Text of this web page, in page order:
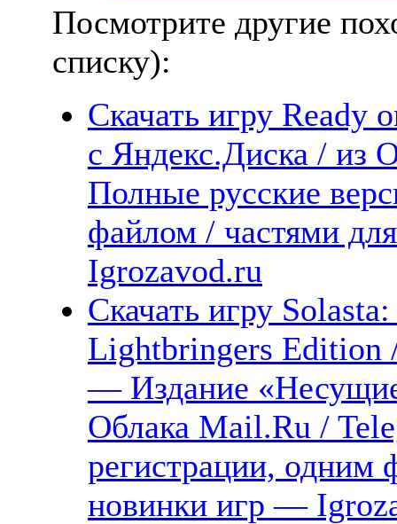
Посмотрите другие
списку):
Скачать игру
с Яндекс.Диска / из
Полные русские
файлом / частями
Igrozavod.ru
Скачать игру
Lightbringers Edition
— Издание
Облака Mail.Ru /
регистрации, одним
новинки игр —